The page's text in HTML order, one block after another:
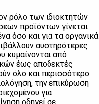
ρόλο των ιδιοκτητών
προϊόντων γίνεται
όσο και για τα οργανικά
αυστηρότερες
κυμαίνονται από
έως αποδεκτές
όλο και περισσότερο
την επικύρωση
για
οδηγεί σε